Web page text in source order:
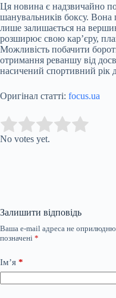
Ця новина є надзвичайно
шанувальників боксу.
лише залишається на
розширює свою кар’єру,
Можливість побачити
отримання реваншу від
насичений спортивний рік
Оригінал статті: focus.ua
Rate this item:
No votes yet.
Залишити відповідь
Ваша e-mail адреса не
позначені *
Ім’я *